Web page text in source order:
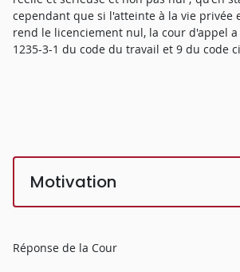
cependant que si l'atteinte à la vie privée
rend le licenciement nul, la cour d'appel
1235-3-1 du code du travail et 9 du code
Motivation
Réponse de la Cour